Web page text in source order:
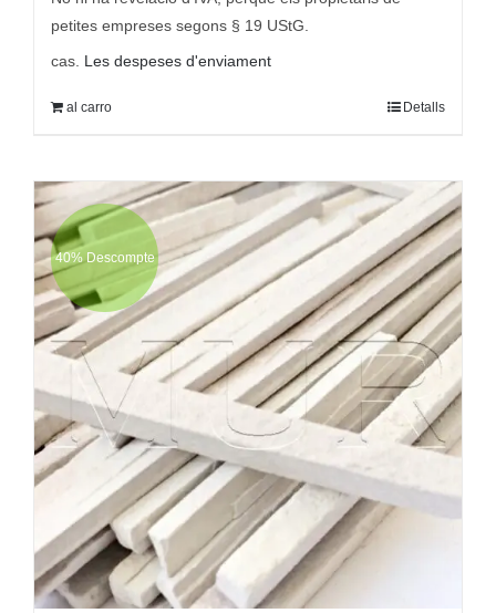
9,95 €
7,95 €.
petites empreses segons § 19 UStG.
cas. Les despeses d'enviament
al carro Detalls
40% Descompte